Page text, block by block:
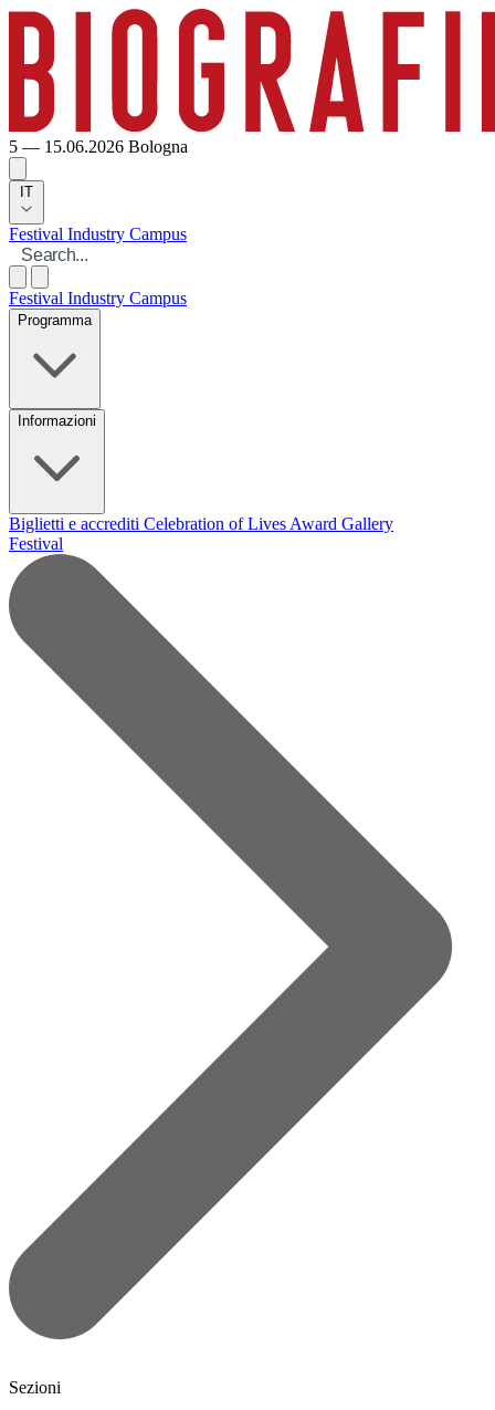
5 — 15.06.2026 Bologna
IT
Festival Industry Campus
Festival Industry Campus
Programma
Informazioni
Biglietti e accrediti Celebration of Lives Award Gallery
Festival
Sezioni